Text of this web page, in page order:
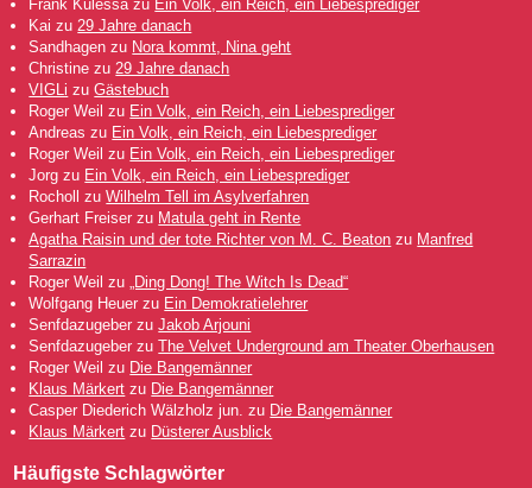
Frank Kulessa zu Ein Volk, ein Reich, ein Liebesprediger
Kai zu 29 Jahre danach
Sandhagen zu Nora kommt, Nina geht
Christine zu 29 Jahre danach
VIGLi zuGästebuch
Roger Weil zu Ein Volk, ein Reich, ein Liebesprediger
Andreas zu Ein Volk, ein Reich, ein Liebesprediger
Roger Weil zu Ein Volk, ein Reich, ein Liebesprediger
Jorg zu Ein Volk, ein Reich, ein Liebesprediger
Rocholl
zuWilhelm Tell im Asylverfahren
Gerhart Freiser zu Matula geht in Rente
Agatha Raisin und der tote Richter von M. C. Beaton zu Manfred
Sarrazin
Roger Weil zu
„Ding Dong! The Witch Is Dead“
Wolfgang Heuer zu Ein Demokratielehrer
Senfdazugeber zuJakob Arjouni
Senfdazugeber zuThe Velvet Underground am Theater Oberhausen
Roger Weil zu Die Bangemänner
Klaus Märkert zu Die Bangemänner
Casper Diederich Wälzholz jun. zu Die Bangemänner
Klaus Märkert zu Düsterer Ausblick
Häufigste Schlagwörter